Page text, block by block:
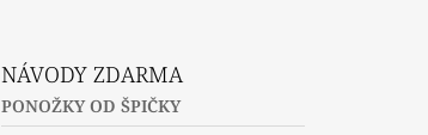
NÁVODY ZDARMA
PONOŽKY OD ŠPIČKY